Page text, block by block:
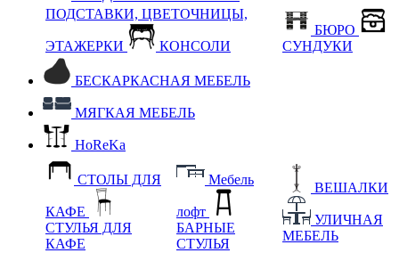
ПОДСТАВКИ, ЦВЕТОЧНИЦЫ,
ЭТАЖЕРКИ КОНСОЛИ
БЮРО
СУНДУКИ
БЕСКАРКАСНАЯ МЕБЕЛЬ
МЯГКАЯ МЕБЕЛЬ
HoReKa
СТОЛЫ ДЛЯ
КАФЕ
СТУЛЬЯ ДЛЯ
КАФЕ
Мебель
лофт
БАРНЫЕ
СТУЛЬЯ
ВЕШАЛКИ
УЛИЧНАЯ
МЕБЕЛЬ